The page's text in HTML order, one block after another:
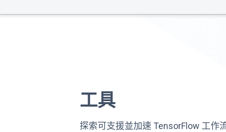
工具
探索可支援並加速 TensorFlow 工作